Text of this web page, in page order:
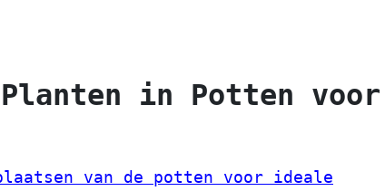
in Potten voor
van de potten voor ideale